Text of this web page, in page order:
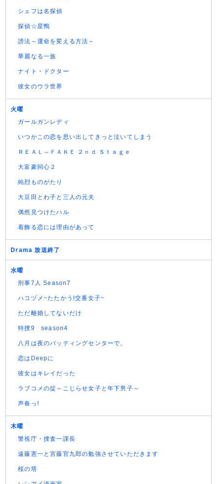
シェフは名探偵
探偵☆星鴨
謗法～運命を変える方法～
華麗なる一族
ナイト・ドクター
彼女のウラ世界
火曜
ガールガンレディ
いつかこの恋を思い出してきっと泣いてしまう
ＲＥＡＬ⇔ＦＡＫＥ ２ｎｄ Ｓｔａｇｅ
大富豪同心２
純烈ものがたり
大豆田とわ子と三人の元夫
偶然見つけたハル
着飾る恋には理由があって
Drama 放送終了
水曜
刑事7人 Season7
ハコヅメ~たたかう!交番女子~
ただ離婚してないだけ
特捜9 season4
八月は夜のバッティングセンターで。
恋はDeepに
彼女はキレイだった
ラブコメの掟～こじらせ女子と年下男子～
声春っ!
木曜
警視庁・捜査一課長
遠藤憲一と宮藤官九郎の勉強させていただきます
桜の塔